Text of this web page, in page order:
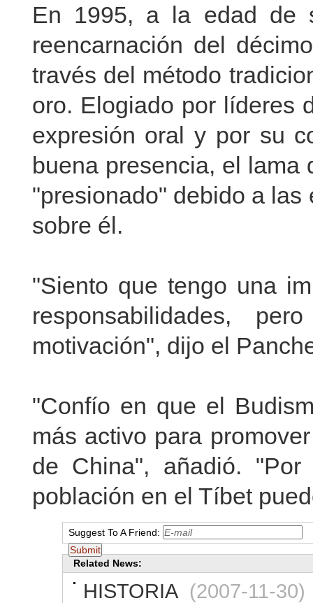
En 1995, a la edad de
reencarnación del
través del método
oro. Elogiado por líderes
expresión oral y por su
buena presencia, el lama
"presionado" debido a
sobre él.
"Siento que tengo una
responsabilidades,
motivación", dijo el
"Confío en que el
más activo para
de China", añadió.
población en el Tíbet
Suggest To A Friend:
Related News:
HISTORIA (2007-11-30)